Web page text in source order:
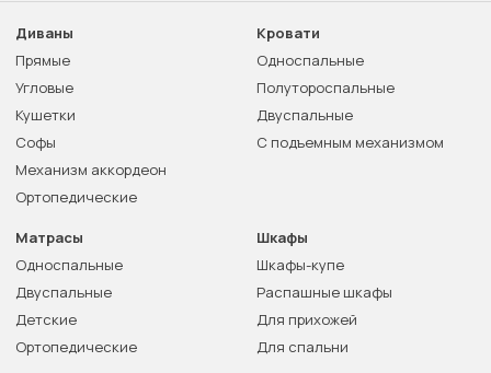
Диваны
Прямые
Угловые
Кушетки
Софы
Механизм аккордеон
Ортопедические
Кровати
Односпальные
Полутороспальные
Двуспальные
С подъемным механизмом
Матрасы
Односпальные
Двуспальные
Детские
Ортопедические
Шкафы
Шкафы-купе
Распашные шкафы
Для прихожей
Для спальни